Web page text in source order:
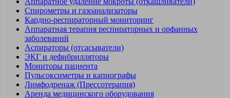
Спирометры и газоанализаторы
Кардио-респираторный мониторинг
Аппаратная терапия респираторных и орфанных
заболеваний
Аспираторы (отсасыватели)
ЭКГ и дефибрилляторы
Мониторы пациента
Пульсоксиметры и капнографы
Лимфодренаж (Прессотерапия)
Аренда медицинского оборудования